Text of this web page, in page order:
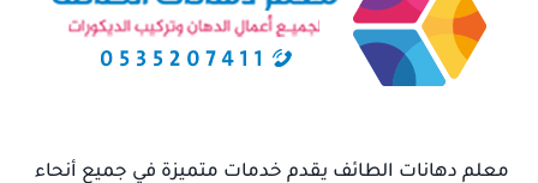
معلم دهانات الطائف يقدم خدمات متميزة في جميع أنحاء